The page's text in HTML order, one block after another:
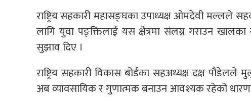
राष्ट्रिय सहकारी महासङ्घका उपाध्यक्ष ओमदेवी मल्लले
लागि युवा पङ्क्तिलाई यस क्षेत्रमा संलग्न गराउन खालका
सुझाव दिए ।
राष्ट्रिय सहकारी विकास बोर्डका सहअध्यक्ष दक्ष
अब व्यावसायिक र गुणात्मक बनाउन आवश्यक रहेको